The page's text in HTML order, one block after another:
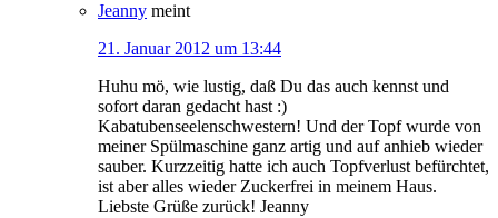
Jeanny meint
21. Januar 2012 um 13:44
Huhu mö, wie lustig, daß Du das auch kennst und
sofort daran gedacht hast :)
Kabatubenseelenschwestern! Und der Topf wurde von
meiner Spülmaschine ganz artig und auf anhieb wieder
sauber. Kurzzeitig hatte ich auch Topfverlust befürchtet,
ist aber alles wieder Zuckerfrei in meinem Haus.
Liebste Grüße zurück! Jeanny